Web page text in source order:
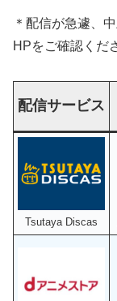
＊配信が急遽、
HPをご確認くだ
配信サービス
Tsutaya Discas